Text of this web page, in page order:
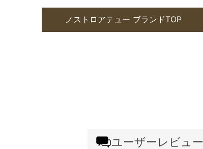
ノストロアテュー ブランドTOP
ユーザーレビュー